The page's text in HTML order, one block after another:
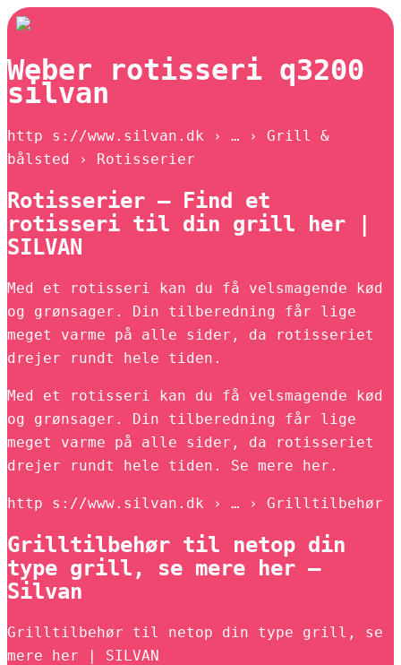
Weber rotisseri q3200
silvan
http s://www.silvan.dk › … › Grill &
bålsted › Rotisserier
Rotisserier – Find et
rotisseri til din grill her |
SILVAN
Med et rotisseri kan du få velsmagende kød
og grønsager. Din tilberedning får lige
meget varme på alle sider, da rotisseriet
drejer rundt hele tiden.
Med et rotisseri kan du få velsmagende kød
og grønsager. Din tilberedning får lige
meget varme på alle sider, da rotisseriet
drejer rundt hele tiden. Se mere her.
http s://www.silvan.dk › … › Grilltilbehør
Grilltilbehør til netop din
type grill, se mere her –
Silvan
Grilltilbehør til netop din type grill, se
mere her | SILVAN